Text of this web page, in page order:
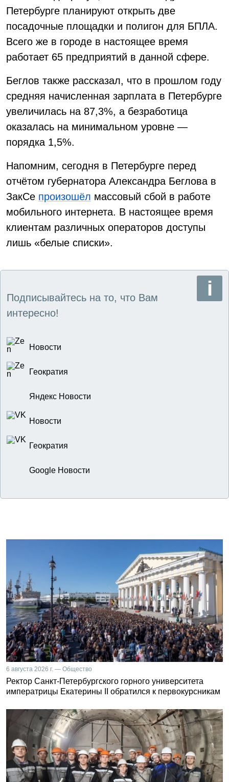
Петербурге планируют открыть две
посадочные площадки и полигон для БПЛА.
Всего же в городе в настоящее время
работает 65 предприятий в данной сфере.
Беглов также рассказал, что в прошлом году
средняя начисленная зарплата в Петербурге
увеличилась на 87,3%, а безработица
оказалась на минимальном уровне —
порядка 1,5%.
Напомним, сегодня в Петербурге перед
отчётом губернатора Александра Беглова в
ЗакСе произошёл массовый сбой в работе
мобильного интернета. В настоящее время
клиентам различных операторов доступы
лишь «белые списки».
Подписывайтесь на то, что Вам
интересно!
Новости
Геократия
Яндекс Новости
Новости
Геократия
Google Новости
6 августа 2026 г. — Общество
Ректор Санкт-Петербургского горного университета
императрицы Екатерины II обратился к первокурсникам